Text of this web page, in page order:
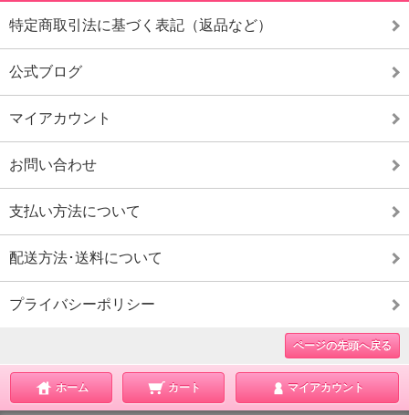
特定商取引法に基づく表記（返品など）
公式ブログ
マイアカウント
お問い合わせ
支払い方法について
配送方法･送料について
プライバシーポリシー
ページの先頭へ戻る
ホーム カート マイアカウント